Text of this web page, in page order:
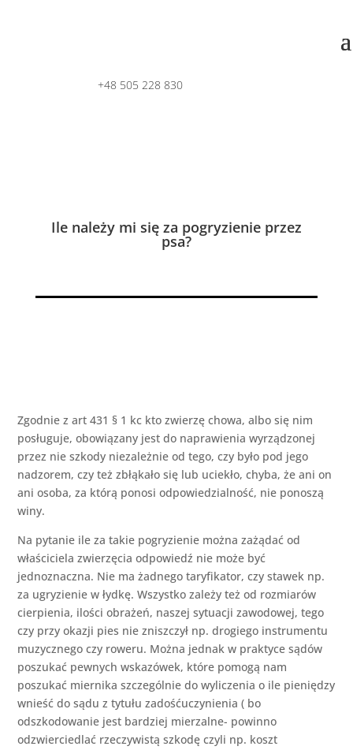
+48 505 228 830
Ile należy mi się za pogryzienie przez
psa?
Zgodnie z art 431 § 1 kc kto zwierzę chowa, albo się nim
posługuje, obowiązany jest do naprawienia wyrządzonej
przez nie szkody niezależnie od tego, czy było pod jego
nadzorem, czy też zbłąkało się lub uciekło, chyba, że ani on
ani osoba, za którą ponosi odpowiedzialność, nie ponoszą
winy.
Na pytanie ile za takie pogryzienie można zażądać od
właściciela zwierzęcia odpowiedź nie może być
jednoznaczna. Nie ma żadnego taryfikator, czy stawek np.
za ugryzienie w łydkę. Wszystko zależy też od rozmiarów
cierpienia, ilości obrażeń, naszej sytuacji zawodowej, tego
czy przy okazji pies nie zniszczył np. drogiego instrumentu
muzycznego czy roweru. Można jednak w praktyce sądów
poszukać pewnych wskazówek, które pomogą nam
poszukać miernika szczególnie do wyliczenia o ile pieniędzy
wnieść do sądu z tytułu zadośćuczynienia ( bo
odszkodowanie jest bardziej mierzalne- powinno
odzwierciedlać rzeczywistą szkodę czyli np. koszt